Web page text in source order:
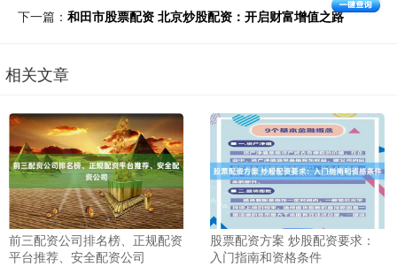
下一篇： 和田市股票配资 北京炒股配资：开启财富增值之路
相关文章
前三配资公司排名榜、正规配资
平台推荐、安全配资公司
股票配资方案 炒股配资要求：
入门指南和资格条件